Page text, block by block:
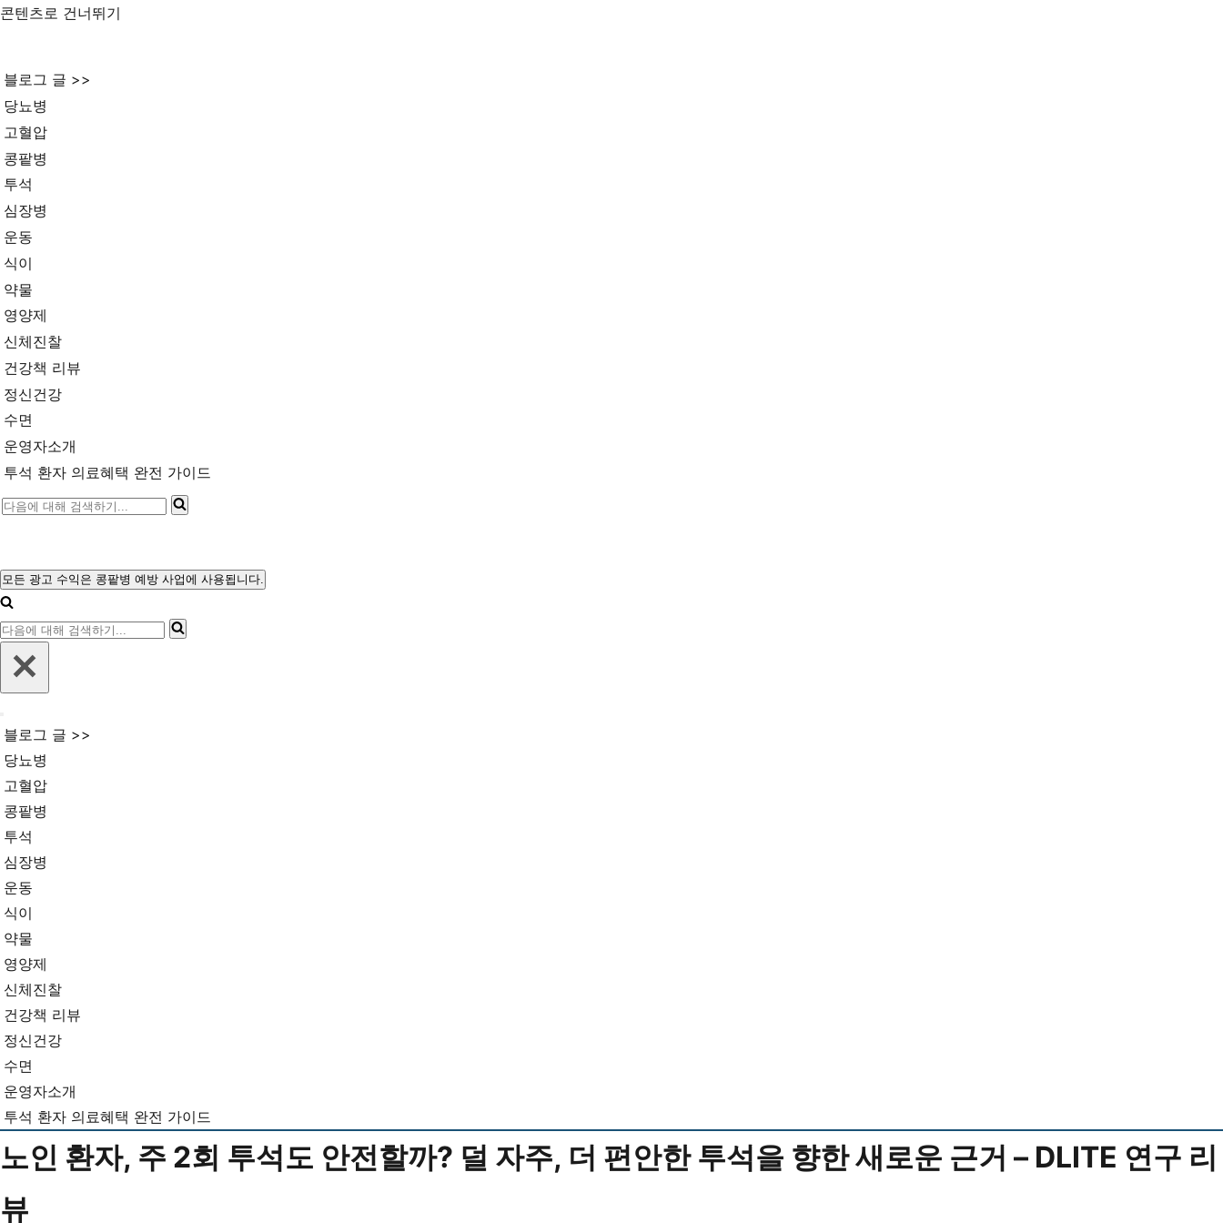
콘텐츠로 건너뛰기
블로그 글 >>
당뇨병
고혈압
콩팥병
투석
심장병
운동
식이
약물
영양제
신체진찰
건강책 리뷰
정신건강
수면
운영자소개
투석 환자 의료혜택 완전 가이드
다
대
해
검
색
모든 광고 수익은 콩팥병 예방 사업에 사용됩니다.
다
해
검
색
하
기...
비
게
이
션
메
뉴
블로그 글 >>
당뇨병
고혈압
콩팥병
투석
심장병
운동
식이
약물
영양제
신체진찰
건강책 리뷰
정신건강
수면
운영자소개
투석 환자 의료혜택 완전 가이드
노인 환자, 주 2회 투석도 안전할까? 덜 자주, 더 편안한 투석을 향한 새로운 근거 – DLITE 연구 리
뷰